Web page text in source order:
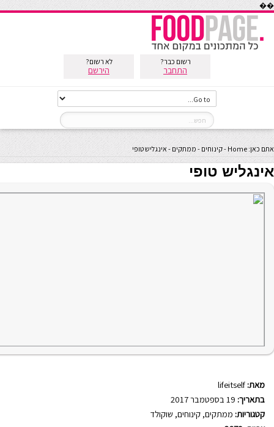
��
רשום כבר?
התחבר
לא רשום?
הירשם
אתם כאן: Home
-קינוחים - ממתקים - אינגליש טופי
אינגליש טופי
מאת: lifeitself
בתאריך:
קטגוריות: ממתקים, קינוחים, שוקולד